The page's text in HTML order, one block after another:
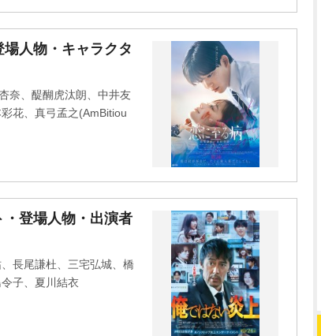
人物・キャラクタ
奈、醍醐虎汰朗、中井友
花、真弓孟之(AmBitiou
登場人物・出演者
長尾謙杜、三宅弘城、橋
子、夏川結衣